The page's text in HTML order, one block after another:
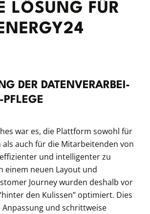
LÖSUNG FÜR
DER DATEN­VER­AR­BEI­
war es, die Plattform sowohl für
auch für die Mitarbeitenden von
und intelligenter zu
einem neuen Layout und
Journey wurden deshalb vor
den Kulissen” optimiert. Dies
und schrittweise